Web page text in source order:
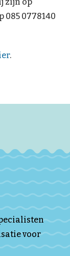
0778140
.
voor